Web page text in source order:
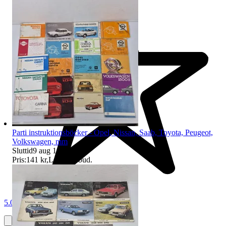
5.0
Parti instruktionsböcker - Opel, Nissan, Saab, Toyota, Peugeot,
Volkswagen, mm
Sluttid9 aug 18:03
Pris:141 kr,Ledande bud.